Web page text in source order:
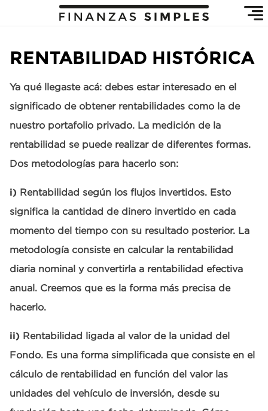
RENTABILIDAD HISTÓRICA
Ya qué llegaste acá: debes estar interesado en el
significado de obtener rentabilidades como la de
nuestro portafolio privado. La medición de la
rentabilidad se puede realizar de diferentes formas.
Dos metodologías para hacerlo son:
i) Rentabilidad según los flujos invertidos. Esto
significa la cantidad de dinero invertido en cada
momento del tiempo con su resultado posterior. La
metodología consiste en calcular la rentabilidad
diaria nominal y convertirla a rentabilidad efectiva
anual. Creemos que es la forma más precisa de
hacerlo.
ii) Rentabilidad ligada al valor de la unidad del
Fondo. Es una forma simplificada que consiste en el
cálculo de rentabilidad en función del valor las
unidades del vehículo de inversión, desde su